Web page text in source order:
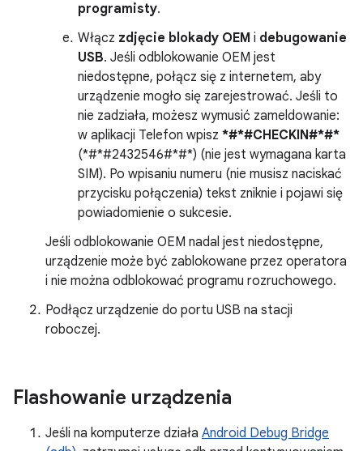
programisty.
Włącz zdjęcie blokady OEM i debugowanie
USB. Jeśli odblokowanie OEM jest
niedostępne, połącz się z internetem, aby
urządzenie mogło się zarejestrować. Jeśli to
nie zadziała, możesz wymusić zameldowanie:
w aplikacji Telefon wpisz *#*#CHECKIN#*#*
(*#*#2432546#*#*) (nie jest wymagana karta
SIM). Po wpisaniu numeru (nie musisz naciskać
przycisku połączenia) tekst zniknie i pojawi się
powiadomienie o sukcesie.
Jeśli odblokowanie OEM nadal jest niedostępne,
urządzenie może być zablokowane przez operatora
i nie można odblokować programu rozruchowego.
Podłącz urządzenie do portu USB na stacji
roboczej.
Flashowanie urządzenia
Jeśli na komputerze działa Android Debug Bridge